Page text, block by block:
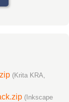
(Krita KRA,
(Inkscape